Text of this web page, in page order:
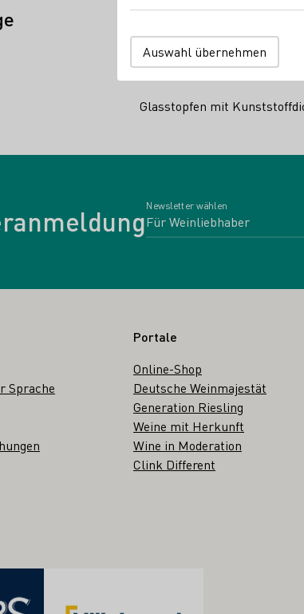
Weinherstellung
Glasstopfen mit
Newsletter wählen
Sprache
Portale
Online-Shop
Deutsche Weinmajestät
Generation Riesling
Weine mit Herkunft
Wine in Moderation
Clink Different
Auswahl übernehmen